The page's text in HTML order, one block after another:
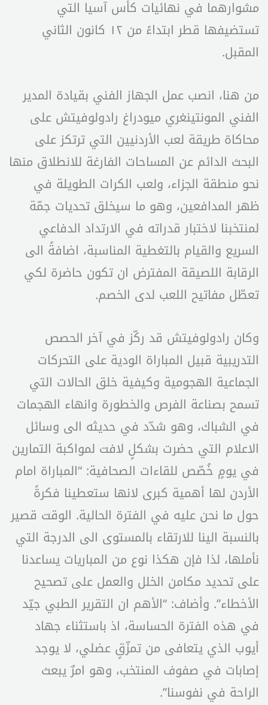
مشوارهما في نهائيات كأس آسيا التي
تستضيفها قطر ابتداءً من ١٢ كانون الثاني
المقبل.
من هنا، انصب عمل الجهاز الفني بقيادة المدير
الفني المونتينغري ميودراغ رادولوفيتش على
محاكاة طريقة لعب الأردنيين التي ترتكز على
البحث الدائم عن المساحات الفارغة للانطلاق منها
نحو منطقة الجزاء، ولعب الكرات الطويلة في
ظهر المدافعين، وهو ما سيخلق تحديات جمّة
لمنتخبنا لاختبار قدراته في الارتداد الدفاعي
السريع والقيام بالتغطية المناسبة، اضافةً الى
الرقابة اللصيقة المفترض ان تكون حاضرة لكي
تعطّل مفاتيح اللعب لدى الخصم.
وكان رادولوفيتش قد ركّز في آخر الحصص
التدريبية قبيل المباراة الودية على التحركات
الجماعية الهجومية وكيفية خلق الحالات التي
تسمح بصناعة الفرص والخطورة وانهاء الهجمات
في الشباك، وهو شدّد في حديثه الى وسائل
الاعلام التي حضرت بشكلٍ لافت لمواكبة التمارين
في يومٍ خُصّص للقاءات الصحافية: “المباراة امام
الأردن لها أهمية كبرى لانها ستعطينا فكرةً
حول ما نحن عليه في الفترة الحالية. الوقت قصير
بالنسبة الينا للارتقاء بالمستوى الى الدرجة التي
نأملها، لذا فإن هكذا نوع من المباريات يساعدنا
على تحديد مكامن الخلل والعمل على تصحيح
الأخطاء”. وأضاف: “الأهم ان التقرير الطبي جيّد
في هذه الفترة الحساسة، اذ باستثناء جهاد
أيوب الذي يتعافى من تمزّقٍ عضلي، لا يوجد
إصابات في صفوف المنتخب، وهو امرٌ يبعث
الراحة في نفوسنا”.